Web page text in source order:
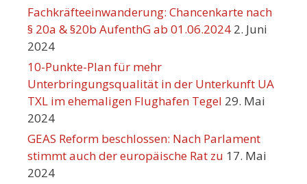
Fachkräfteeinwanderung: Chancenkarte nach
§ 20a & §20b AufenthG ab 01.06.2024 2. Juni
2024
10-Punkte-Plan für mehr
Unterbringungsqualität in der Unterkunft UA
TXL im ehemaligen Flughafen Tegel 29. Mai
2024
GEAS Reform beschlossen: Nach Parlament
stimmt auch der europäische Rat zu 17. Mai
2024